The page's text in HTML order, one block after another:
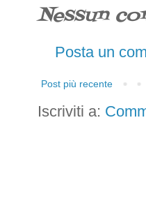
Nessun
Posta un
Post più recente
Iscriviti a: